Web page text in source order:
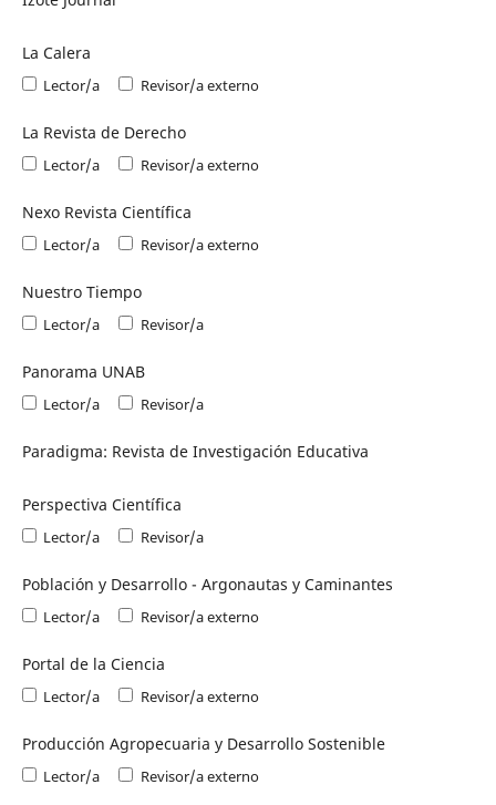
La Calera
Lector/a Revisor/a externo
La Revista de Derecho
Lector/a Revisor/a externo
Nexo Revista Científica
Lector/a Revisor/a externo
Nuestro Tiempo
Lector/a Revisor/a
Panorama UNAB
Lector/a Revisor/a
Paradigma: Revista de Investigación Educativa
Perspectiva Científica
Lector/a Revisor/a
Población y Desarrollo - Argonautas y Caminantes
Lector/a Revisor/a externo
Portal de la Ciencia
Lector/a Revisor/a externo
Producción Agropecuaria y Desarrollo Sostenible
Lector/a Revisor/a externo